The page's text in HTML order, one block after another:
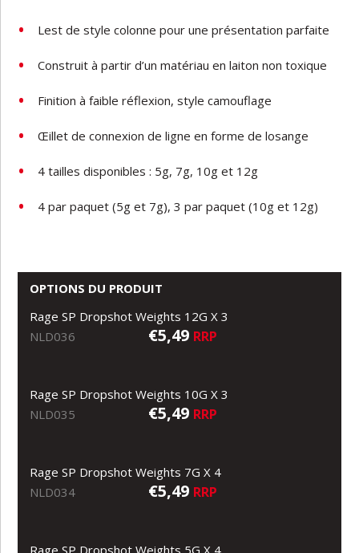
Lest de style colonne pour uneprésentation parfaite
Construit à partir d’un matériau en laiton non toxique
Finition à faible réflexion, style camouflage
Œillet deconnexion de ligne en forme delosange
4 tailles disponibles : 5g, 7g, 10g et 12g
4 par paquet (5g et 7g), 3 par paquet (10g et 12g)
OPTIONS DU PRODUIT
Rage SP Dropshot Weights 12G X 3
NLD036
€5,49 RRP
Rage SP Dropshot Weights 10G X 3
NLD035
€5,49 RRP
Rage SP Dropshot Weights 7G X 4
NLD034
€5,49 RRP
Rage SP Dropshot Weights 5G X 4